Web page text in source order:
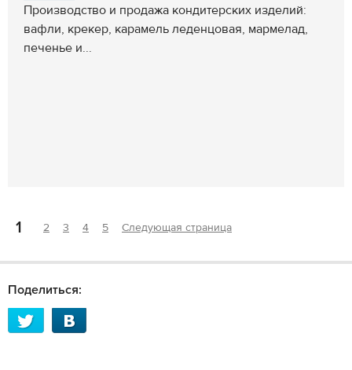
Производство и продажа кондитерских изделий:
вафли, крекер, карамель леденцовая, мармелад,
печенье и...
1 2 3 4 5 Следующая страница
Поделиться: